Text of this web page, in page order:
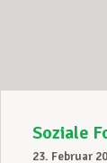
Soziale
23. Februar